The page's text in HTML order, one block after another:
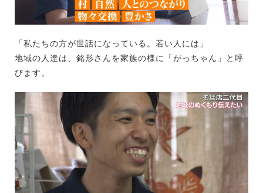
「私たちの方が世話になっている。若い人には」
地域の人達は、銘形さんを家族の様に「がっちゃん」と呼
びます。